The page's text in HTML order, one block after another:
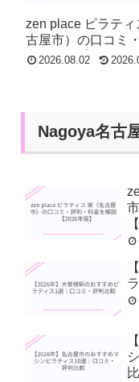
zen place ピラティ
古屋市）の口コミ
金を解説【2026年
2026.08.02
Nagoya名古